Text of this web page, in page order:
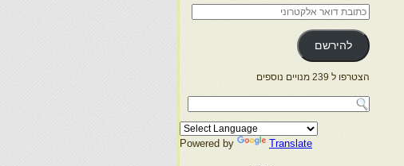
כתובת
דואר
אלקטרוני
להירשם
הצטרפו ל 239 מנויים נוספים
Powered by Translate